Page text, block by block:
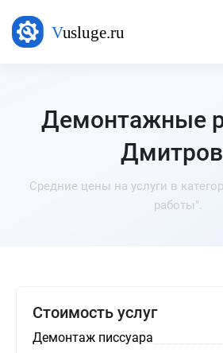
Демонтажные
Средние цены на услуги в
работы".
Стоимость услуг
Демонтаж писсуара